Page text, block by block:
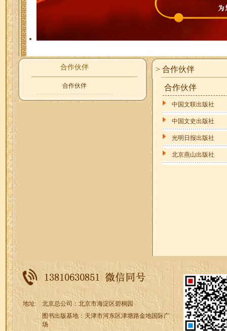
合作伙伴
合作伙伴
> 合作伙伴
合作伙伴
中国文联出版社
中国文史出版社
光明日报出版社
北京燕山出版社
地址:
北京总公司：北京市海淀区碧桐园
图书出版基地：天津市河东区津塘路金地国际广
场